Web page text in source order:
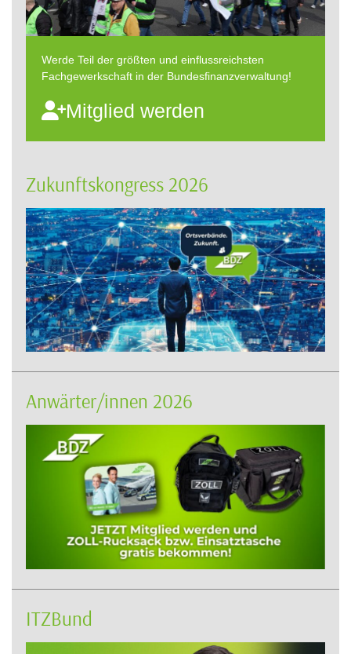
Werde Teil der größten und einflussreichsten
Fachgewerkschaft in der Bundesfinanzverwaltung!
Mitglied werden
Zukunftskongress 2026
Anwärter/innen 2026
ITZBund